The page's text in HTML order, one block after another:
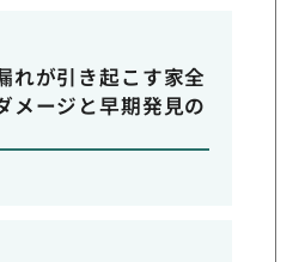
れが引き起こす家全
メージと早期発見の